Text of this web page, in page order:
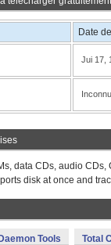
Date
Jui 17,
Inconnu
data CDs, audio
disk at once and
Daemon Tools Total